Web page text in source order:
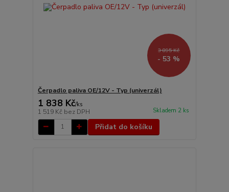
3 895 Kč
- 53 %
Čerpadlo paliva OE/12V - Typ (univerzál)
1 838 Kč/ks
1 519 Kč bez DPH Skladem 2 ks
Přidat do košíku